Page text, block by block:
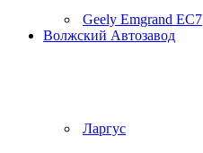
Geely Emgrand EC7
Волжский Автозавод
Ларгус